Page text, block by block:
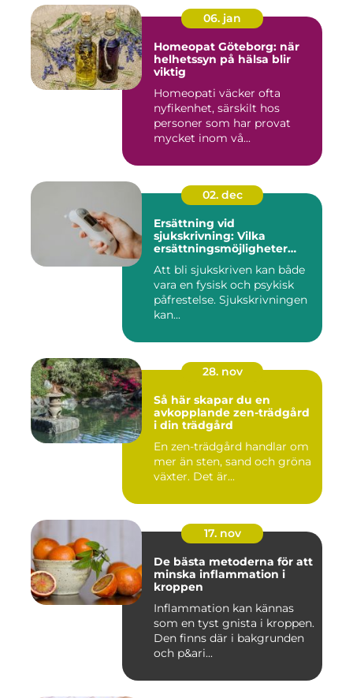
06. jan
Homeopat Göteborg: när
helhetssyn på hälsa blir
viktig
Homeopati väcker ofta
nyfikenhet, särskilt hos
personer som har provat
mycket inom vå...
02. dec
Ersättning vid
sjukskrivning: Vilka
ersättningsmöjligheter
Att bli sjukskriven kan både
vara en fysisk och psykisk
påfrestelse. Sjukskrivningen
kan...
28. nov
Så här skapar du en
avkopplande zen-trädgård
i din trädgård
En zen-trädgård handlar om
mer än sten, sand och gröna
växter. Det är...
17. nov
De bästa metoderna för att
minska inflammation i
kroppen
Inflammation kan kännas
som en tyst gnista i kroppen.
Den finns där i bakgrunden
och p&ari...